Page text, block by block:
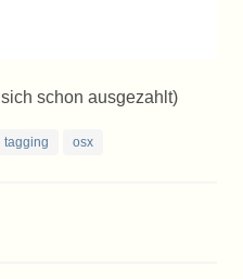
schon ausgezahlt)
tagging osx